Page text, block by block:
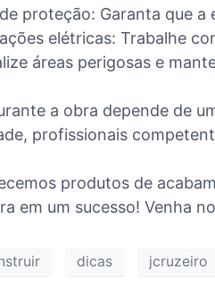
proteção: Garanta que a
elétricas: Trabalhe
áreas perigosas e
a obra depende de
profissionais
produtos de
em um sucesso! Venha
dicas jcruzeiro